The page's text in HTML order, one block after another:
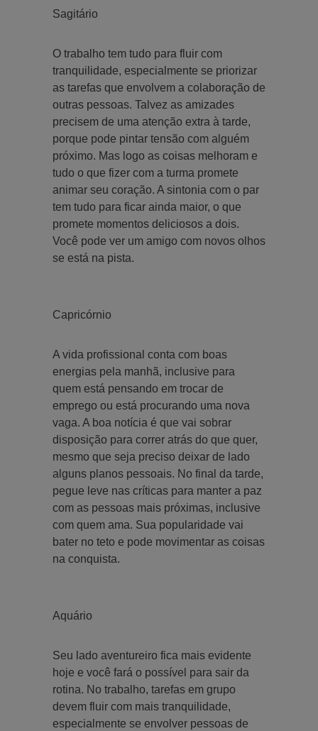
Sagitário
O trabalho tem tudo para fluir com
tranquilidade, especialmente se priorizar
as tarefas que envolvem a colaboração de
outras pessoas. Talvez as amizades
precisem de uma atenção extra à tarde,
porque pode pintar tensão com alguém
próximo. Mas logo as coisas melhoram e
tudo o que fizer com a turma promete
animar seu coração. A sintonia com o par
tem tudo para ficar ainda maior, o que
promete momentos deliciosos a dois.
Você pode ver um amigo com novos olhos
se está na pista.
Capricórnio
A vida profissional conta com boas
energias pela manhã, inclusive para
quem está pensando em trocar de
emprego ou está procurando uma nova
vaga. A boa notícia é que vai sobrar
disposição para correr atrás do que quer,
mesmo que seja preciso deixar de lado
alguns planos pessoais. No final da tarde,
pegue leve nas críticas para manter a paz
com as pessoas mais próximas, inclusive
com quem ama. Sua popularidade vai
bater no teto e pode movimentar as coisas
na conquista.
Aquário
Seu lado aventureiro fica mais evidente
hoje e você fará o possível para sair da
rotina. No trabalho, tarefas em grupo
devem fluir com mais tranquilidade,
especialmente se envolver pessoas de